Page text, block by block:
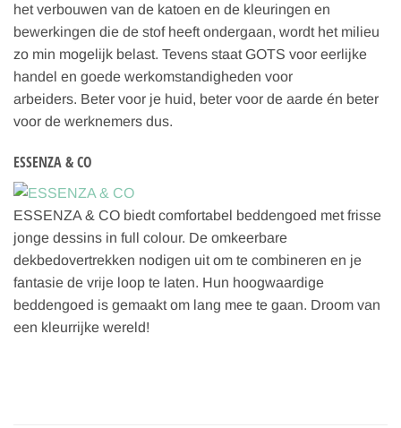
het verbouwen van de katoen en de kleuringen en
bewerkingen die de stof heeft ondergaan, wordt het milieu
zo min mogelijk belast. Tevens staat GOTS voor eerlijke
handel en goede werkomstandigheden voor
arbeiders. Beter voor je huid, beter voor de aarde én beter
voor de werknemers dus.
ESSENZA & CO
ESSENZA & CO biedt comfortabel beddengoed met frisse
jonge dessins in full colour. De omkeerbare
dekbedovertrekken nodigen uit om te combineren en je
fantasie de vrije loop te laten. Hun hoogwaardige
beddengoed is gemaakt om lang mee te gaan. Droom van
een kleurrijke wereld!